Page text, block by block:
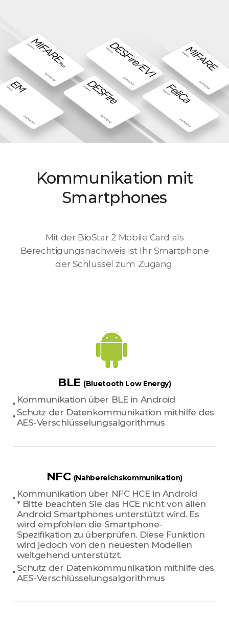
Kommunikation mit
Smartphones
Mit der BioStar 2 Mobile Card als
Berechtigungsnachweis ist Ihr Smartphone
der Schlüssel zum Zugang.
BLE (Bluetooth Low Energy)
Kommunikation über BLE in Android
Schutz der Datenkommunikation mithilfe des
AES-Verschlüsselungsalgorithmus
NFC (Nahbereichskommunikation)
Kommunikation über NFC HCE in Android
* Bitte beachten Sie das HCE nicht von allen
Android Smartphones unterstützt wird. Es
wird empfohlen die Smartphone-
Spezifikation zu überprüfen. Diese Funktion
wird jedoch von den neuesten Modellen
weitgehend unterstützt.
Schutz der Datenkommunikation mithilfe des
AES-Verschlüsselungsalgorithmus